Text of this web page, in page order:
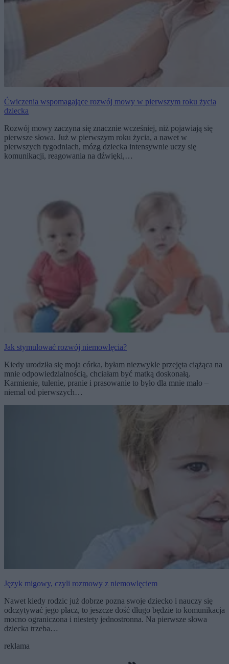
Ćwiczenia wspomagające rozwój mowy w pierwszym roku życia
dziecka
Rozwój mowy zaczyna się znacznie wcześniej, niż pojawiają się
pierwsze słowa. Już w pierwszym roku życia, a nawet w
pierwszych tygodniach, mózg dziecka intensywnie uczy się
komunikacji, reagowania na dźwięki,…
Jak stymulować rozwój niemowlęcia?
Kiedy urodziła się moja córka, byłam niezwykle przejęta ciążąca na
mnie odpowiedzialnością, chciałam być matką doskonałą.
Karmienie, tulenie, pranie i prasowanie to było dla mnie mało –
niemal od pierwszych…
Język migowy, czyli rozmowy z niemowlęciem
Nawet kiedy rodzic już dobrze pozna swoje dziecko i nauczy się
odczytywać jego płacz, to jeszcze dość długo będzie to komunikacja
mocno ograniczona i niestety jednostronna. Na pierwsze słowa
dziecka trzeba…
reklama